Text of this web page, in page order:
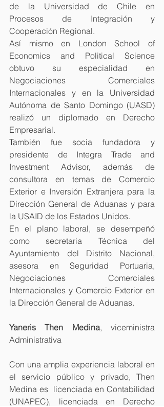
de la Universidad de Chile en
Procesos de Integración y
Cooperación Regional.
Así mismo en London School of
Economics and Political Science
obtuvo su especialidad en
Negociaciones Comerciales
Internacionales y en la Universidad
Autónoma de Santo Domingo (UASD)
realizó un diplomado en Derecho
Empresarial.
También fue socia fundadora y
presidente de Integra Trade and
Investment Advisor, además de
consultora en temas de Comercio
Exterior e Inversión Extranjera para la
Dirección General de Aduanas y para
la USAID de los Estados Unidos.
En el plano laboral, se desempeñó
como secretaria Técnica del
Ayuntamiento del Distrito Nacional,
asesora en Seguridad Portuaria,
Negociaciones Comerciales
Internacionales y Comercio Exterior en
la Dirección General de Aduanas.
Yaneris Then Medina, viceministra
Administrativa
Con una amplia experiencia laboral en
el servicio público y privado, Then
Medina es  licenciada en Contabilidad
(UNAPEC), licenciada en Derecho